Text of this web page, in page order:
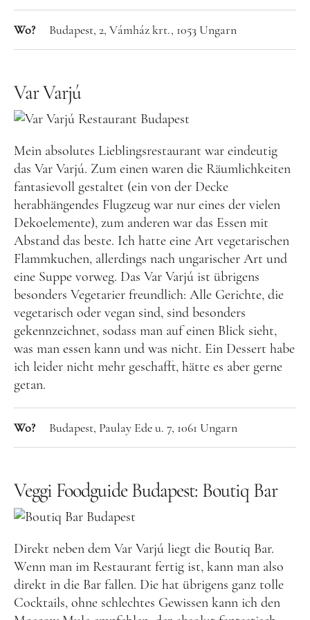
Food
Instagram FlipboardPinterest
MOIN, MOIN!
Ich bin Anna, in Norddeutschland aufgewachsen
und leidenschaftliche Bloggerin, und schreibe auf
diesem meinem Blog über das Wandern, das Reisen
und Food. Wenn du dich für diese Themen
interessierst, dann bist du hier genau richtig.
Wo? Budapest, 2, Vámház krt., 1053 Ungarn
Var Varjú
Mein absolutes Lieblingsrestaurant war eindeutig
das Var Varjú. Zum einen waren die Räumlichkeiten
fantasievoll gestaltet (ein von der Decke
herabhängendes Flugzeug war nur eines der vielen
Dekoelemente), zum anderen war das Essen mit
Abstand das beste. Ich hatte eine Art vegetarischen
Flammkuchen, allerdings nach ungarischer Art und
eine Suppe vorweg. Das Var Varjú ist übrigens
besonders Vegetarier freundlich: Alle Gerichte, die
vegetarisch oder vegan sind, sind besonders
gekennzeichnet, sodass man auf einen Blick sieht,
was man essen kann und was nicht. Ein Dessert habe
ich leider nicht mehr geschafft, hätte es aber gerne
getan.
Wo? Budapest, Paulay Ede u. 7, 1061 Ungarn
Veggi Foodguide Budapest: Boutiq Bar
Direkt neben dem Var Varjú liegt die Boutiq Bar.
Wenn man im Restaurant fertig ist, kann man also
direkt in die Bar fallen. Die hat übrigens ganz tolle
Cocktails, ohne schlechtes Gewissen kann ich den